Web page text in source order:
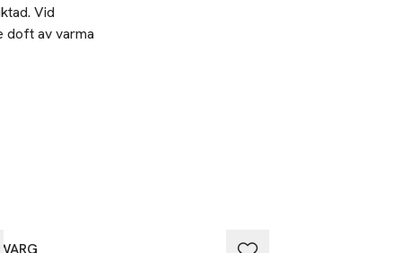
Vid
doft av varma
för